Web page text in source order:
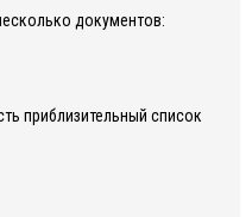
документов:
приблизительный список